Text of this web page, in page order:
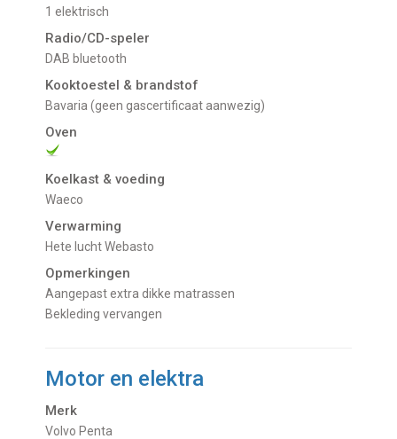
1 elektrisch
Radio/CD-speler
DAB bluetooth
Kooktoestel & brandstof
Bavaria (geen gascertificaat aanwezig)
Oven
Koelkast & voeding
Waeco
Verwarming
Hete lucht Webasto
Opmerkingen
Aangepast extra dikke matrassen
Bekleding vervangen
Motor en elektra
Merk
Volvo Penta